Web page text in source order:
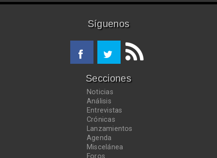
Síguenos
Secciones
Noticias
Análisis
Entrevistas
Crónicas
Lanzamientos
Agenda
Miscelánea
Foros